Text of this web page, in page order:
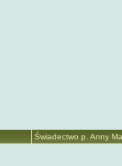
Świadectwo p. Anny